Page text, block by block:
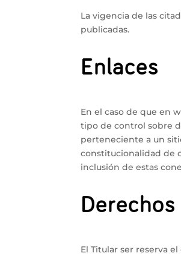
La vigencia de las
publicadas.
Enlaces
En el caso de que en
tipo de control sobre
perteneciente a un
constitucionalidad de
inclusión de estas
El Titular ser reserva